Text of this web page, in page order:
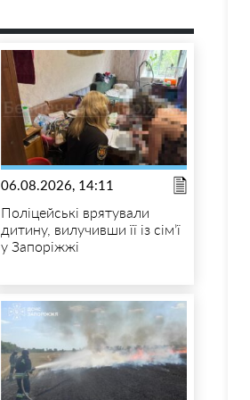
06.08.2026, 14:11
Поліцейські врятували
дитину, вилучивши її із сім’ї
у Запоріжжі